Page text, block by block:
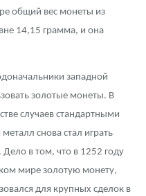
монет
общий вес монеты из
14,15 грамма, и она
западной
золотые монеты. В
случаев стандартными
снова стал играть
в том, что в 1252 году
мире золотую монету,
для крупных сделок в